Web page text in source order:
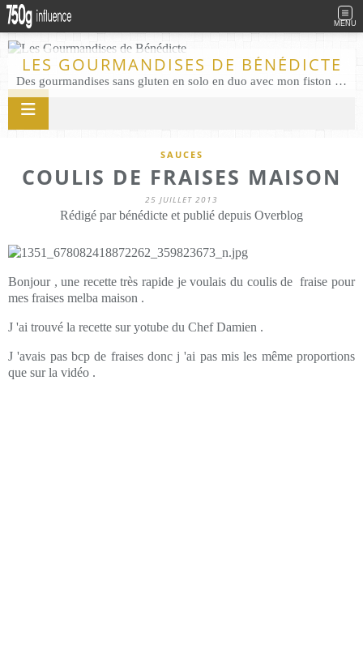
MENU
LES GOURMANDISES DE BÉNÉDICTE
Des gourmandises sans gluten en solo en duo avec mon fiston . Salé comme Sucré sans gluten éco responsable Les Gourmandises de Bénédicte gâteau produits locaux
SAUCES
COULIS DE FRAISES MAISON
25 JUILLET 2013
Rédigé par bénédicte et publié depuis Overblog
Bonjour , une recette très rapide je voulais du coulis de fraise pour
mes fraises melba maison .
J 'ai trouvé la recette sur yotube du Chef Damien .
J 'avais pas bcp de fraises donc j 'ai pas mis les même proportions
que sur la vidéo .